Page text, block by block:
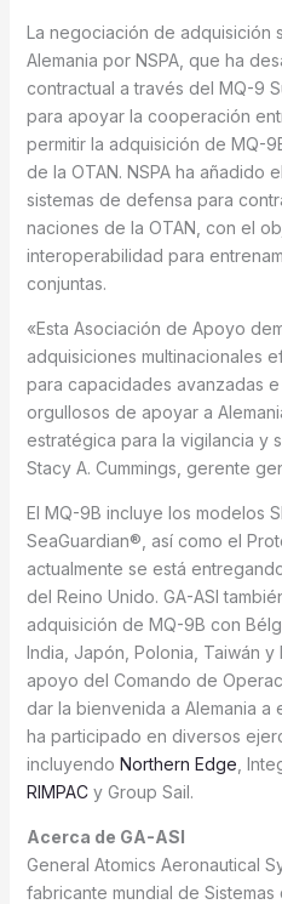
La negociación de adquisición
Alemania por NSPA, que ha
contractual a través del MQ-9
para apoyar la cooperación
permitir la adquisición de MQ-
de la OTAN. NSPA ha añadido
sistemas de defensa para
naciones de la OTAN, con el
interoperabilidad para
conjuntas.
«Esta Asociación de Apoyo
adquisiciones multinacionales
para capacidades avanzadas
orgullosos de apoyar a
estratégica para la vigilancia y
Stacy A. Cummings, gerente
El MQ-9B incluye los modelos
SeaGuardian®, así como el
actualmente se está
del Reino Unido. GA-ASI
adquisición de MQ-9B con
India, Japón, Polonia, Taiwán y
apoyo del Comando de
dar la bienvenida a Alemania a
ha participado en diversos
incluyendo Northern Edge ,
RIMPACy Group Sail.
Acerca de GA-ASI
General Atomics Aeronautical
fabricante mundial de